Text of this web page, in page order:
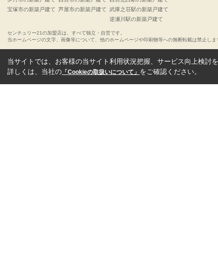
宝塚市の新築戸建て 芦屋市の新築戸建て 武庫之荘駅の新築戸建て
逆瀬川駅の新築戸建て
センチュリー21の加盟店は、すべて独立・自営です。
当ホームページの文字、画像等について、他のホームページや印刷物等への無断転載は禁止しま
当サイトでは、お客様の当サイト利用状況把握、サービス向上検討
詳しくは、当社の 「Cookieの取扱いについて」 をご確認ください。